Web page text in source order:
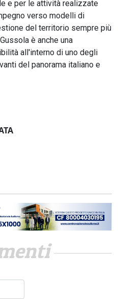
e per le attività realizzate
verso modelli di
del territorio sempre più
è anche una
all'interno di uno degli
del panorama italiano e